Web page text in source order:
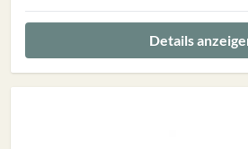
Details